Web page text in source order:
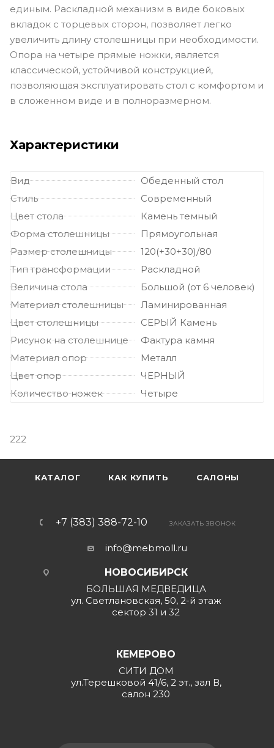
единым. Раскладной механизм в виде боковых
вкладок с торцевых сторон, позволяет легко
увеличить длину столешницы при необходимости.
Опора на четыре прямые ножки, является
классической, устойчивой конструкцией,
позволяющая эксплуатировать стол с комфортом и
в сложенном виде и в полноразмерном.
Характеристики
Вид
Обеденный стол
Стиль
Современный
Цвет стола
Камень темный
Форма столешницы
Прямоугольная
Размер столешницы
120(+30+30)/80
Тип трансформации
Раскладной
Величина стола
Большой (от 6 человек)
Материал столешницы
Ламинированная
Цвет столешницы
СЕРЫЙ Камень
Рисунок на столешнице
Фактура камня
Материал опор
Металл
Цвет опор
ЧЕРНЫЙ
Количество ножек
Четыре
222
КАТАЛОГ КАК КУПИТЬ САЛОНЫ
+7 (383) 388-72-10 ЗАКАЗАТЬ ЗВОНОК
info@mebmoll.ru
НОВОСИБИРСК
БОЛЬШАЯ МЕДВЕДИЦА
ул. Светлановская, 50, 2-й этаж
сектор 31 и 32
КЕМЕРОВО
СИТИ ДОМ
ул.Терешковой 41/6, 2 эт., зал В,
салон 230